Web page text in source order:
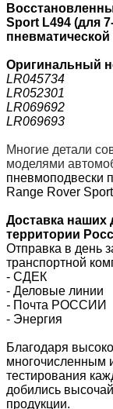
Sport L494 (для
пневматической
Оригинальный
LR045734
LR052301
LR069692
LR069693
Многие детали
моделями
пневмоподвески
Range Rover
Доставка наших
территории
Отправка в день
транспортной
- СДЕК
- Деловые линии
- Почта РОССИИ
- Энергия
Благодаря
многочисленным
тестирования
добились
продукции.